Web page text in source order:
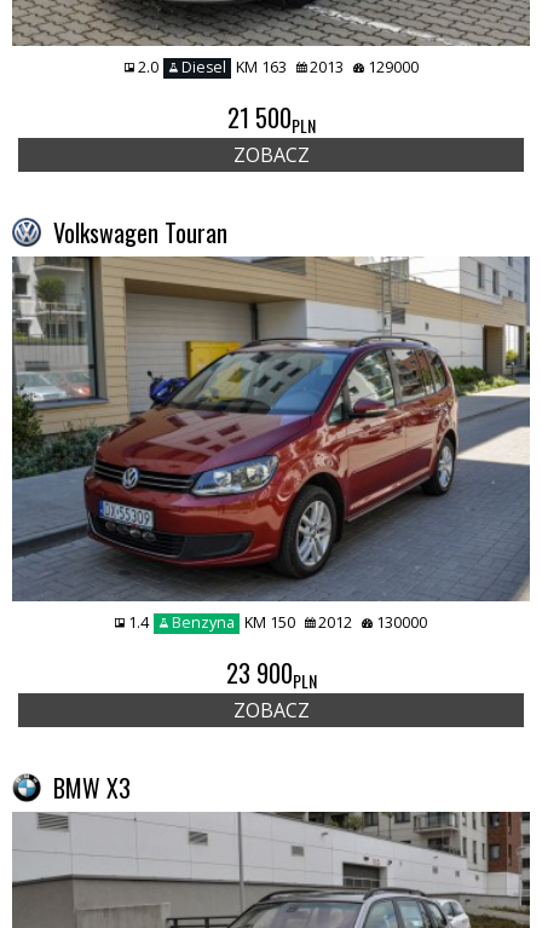
2.0 Diesel KM 163 2013 129000
21 500PLN
ZOBACZ
Volkswagen Touran
1.4 Benzyna KM 150 2012 130000
23 900PLN
ZOBACZ
BMW X3